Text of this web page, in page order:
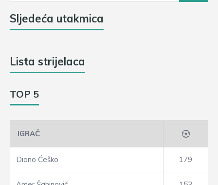
Sljedeća utakmica
Lista strijelaca
TOP 5
IGRAČ
Diano Ćeško 179